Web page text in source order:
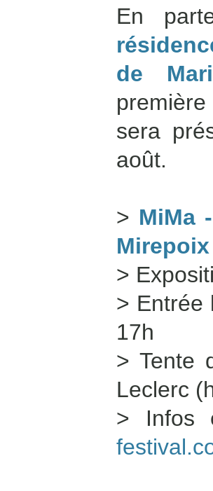
En
de
sera
août.
> MiMa
Mirepoix
>
> Entrée
17h
> Tente
Leclerc
> Infos